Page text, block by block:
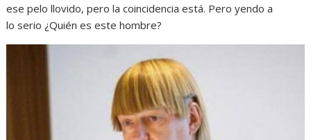
ese pelo llovido, pero la coincidencia está. Pero yendo a
lo serio ¿Quién es este hombre?